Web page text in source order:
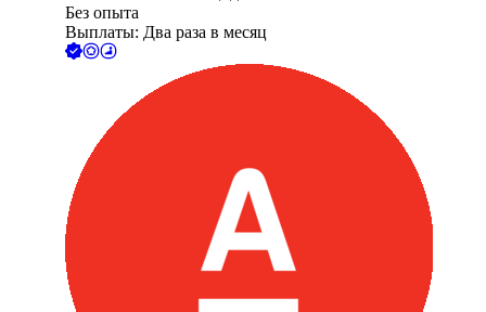
Без опыта
Выплаты: Два раза в месяц